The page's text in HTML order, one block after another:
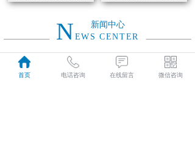
展示
发酵罐 履带式有机肥翻
新闻中心
N EWS CENTER
2026
首页 电话咨询 在线留言 微信咨询